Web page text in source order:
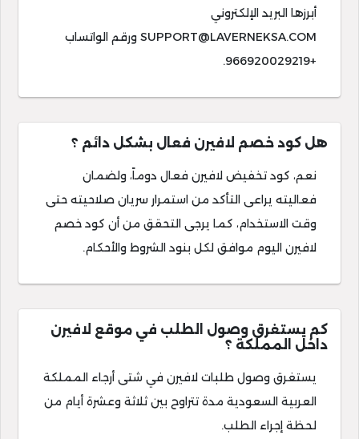
أبرزها البريد الإلكتروني
SUPPORT@LAVERNEKSA.COM ورقم الواتساب
+966920029219.
هل كود خصم لافيرن فعال بشكل دائم ؟
نعم، كود تخفيض لافيرن فعال دوماً، ولضمان
فعاليته يراعى التأكد من استمرار سريان صلاحيته حتى
وقت الاستخدام، كما يرجى التحقق من أن كود خصم
لافيرن اليوم موافق لكل بنود الشروط والأحكام.
كم يستغرق وصول الطلب في موقع لافيرن
داخل المملكة ؟
يستغرق وصول طلبات لافيرن في شتى أرجاء المملكة
العربية السعودية مدة تتراوح بين ثلاثة وعشرة أيام من
لحظة إجراء الطلب.